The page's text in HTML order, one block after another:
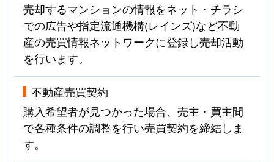
売却するマンションの情報をネット・チラシ
での広告や指定流通機構(レインズ)など不動
産の売買情報ネットワークに登録し売却活動
を行います。
不動産売買契約
購入希望者が見つかった場合、売主・買主間
で各種条件の調整を行い売買契約を締結しま
す。